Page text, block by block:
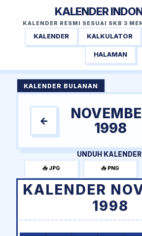
KALENDER
KALENDER RESMI SESUAI SKB 3
KALENDER KALKULATOR
HALAMAN
KALENDER BULANAN
←
1998
UNDUH
📥 JPG 📥 PNG
KALENDER
1998